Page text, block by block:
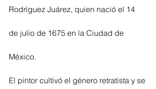
Rodríguez Juárez, quien nació el 14
de julio de 1675 en la Ciudad de
México.
El pintor cultivó el género retratista y se